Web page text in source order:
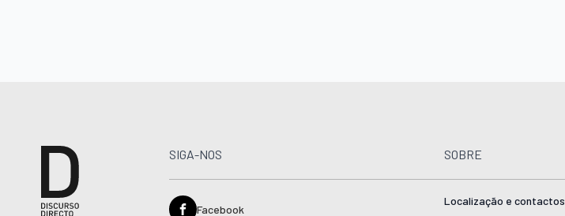
SIGA-NOS
Facebook
SOBRE
Localização e contactos